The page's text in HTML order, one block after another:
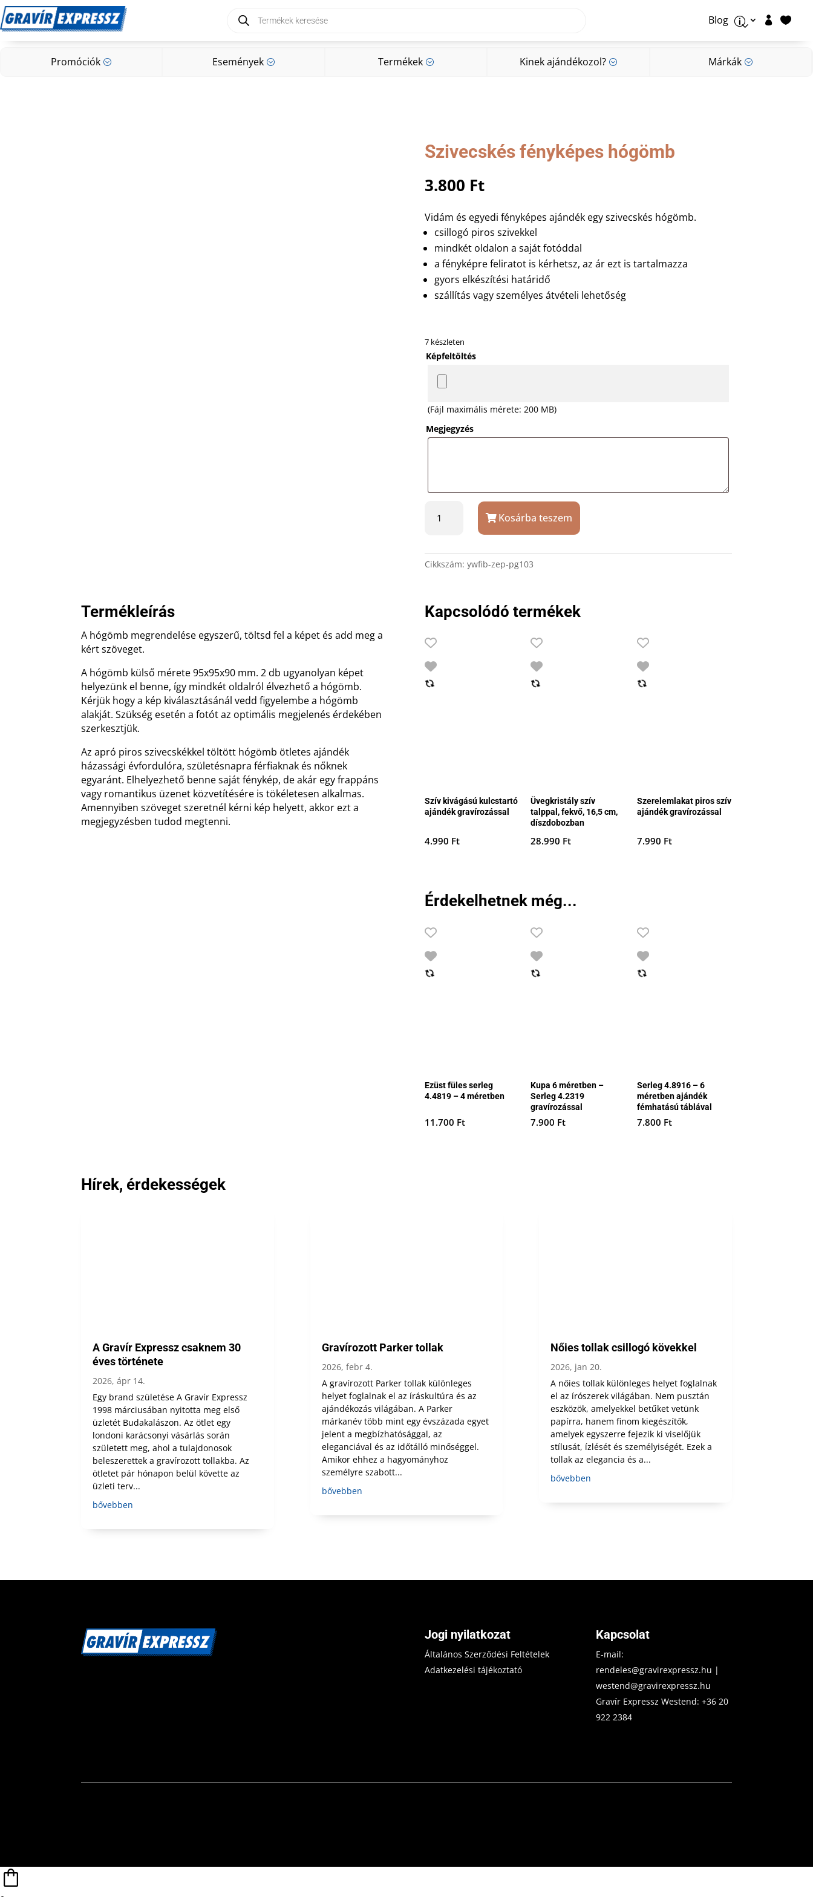
search Blog p  
Promóciók ; Események ; Termékek ; Kinek ajándékozol? ; Márkák ;
Promóciók; Események Márkák;
Szivecskés fényképes hógömb
3.800 Ft
Vidám és egyedi fényképes ajándék egy szivecskés hógömb.
csillogó piros szivekkel
mindkét oldalon a saját fotóddal
a fényképre feliratot is kérhetsz, az ár ezt is tartalmazza
gyors elkészítési határidő
szállítás vagy személyes átvételi lehetőség
7 készleten
Képfeltöltés
(Fájl maximális mérete: 200 MB)
Megjegyzés
fényképes
Kosárba teszem
Cikkszám: ywfib-zep-pg103
Termékleírás
A hógömb megrendelése egyszerű, töltsd fel a képet és add meg a
kért szöveget.
A hógömb külső mérete 95x95x90 mm. 2 db ugyanolyan képet
helyezünk el benne, így mindkét oldalról élvezhető a hógömb.
Kérjük hogy a kép kiválasztásánál vedd figyelembe a hógömb
alakját. Szükség esetén a fotót az optimális megjelenés érdekében
szerkesztjük.
Az apró piros szivecskékkel töltött hógömb ötletes ajándék
házassági évfordulóra, születésnapra férfiaknak és nőknek
egyaránt. Elhelyezhető benne saját fénykép, de akár egy frappáns
vagy romantikus üzenet közvetítésére is tökéletesen alkalmas.
Amennyiben szöveget szeretnél kérni kép helyett, akkor ezt a
megjegyzésben tudod megtenni.
Kapcsolódó termékek
Szív kivágású kulcstartó
ajándék gravírozással
4.990 Ft
Üvegkristály szív
talppal, fekvő, 16,5 cm,
díszdobozban
28.990 Ft
Szerelemlakat piros szív
ajándék gravírozással
7.990 Ft
Érdekelhetnek még...
Ezüst füles serleg
4.4819 – 4 méretben
11.700 Ft
Kupa 6 méretben –
Serleg 4.2319
gravírozással
7.900 Ft
Serleg 4.8916 – 6
méretben ajándék
fémhatású táblával
7.800 Ft
Hírek, érdekességek
A Gravír Expressz csaknem 30
éves története
2026, ápr 14.
Egy brand születése A Gravír Expressz
1998 márciusában nyitotta meg első
üzletét Budakalászon. Az ötlet egy
londoni karácsonyi vásárlás során
született meg, ahol a tulajdonosok
beleszerettek a gravírozott tollakba. Az
ötletet pár hónapon belül követte az
üzleti terv...
bővebben
Gravírozott Parker tollak
2026, febr 4.
A gravírozott Parker tollak különleges
helyet foglalnak el az íráskultúra és az
ajándékozás világában. A Parker
márkanév több mint egy évszázada egyet
jelent a megbízhatósággal, az
eleganciával és az időtálló minőséggel.
Amikor ehhez a hagyományhoz
személyre szabott...
bővebben
Nőies tollak csillogó kövekkel
2026, jan 20.
A nőies tollak különleges helyet foglalnak
el az írószerek világában. Nem pusztán
eszközök, amelyekkel betűket vetünk
papírra, hanem finom kiegészítők,
amelyek egyszerre fejezik ki viselőjük
stílusát, ízlését és személyiségét. Ezek a
tollak az elegancia és a...
bővebben
Jogi nyilatkozat
Általános Szerződési Feltételek
Adatkezelési tájékoztató
Kapcsolat
E-mail:
rendeles@gravirexpressz.hu |
westend@gravirexpressz.hu
Gravír Expressz Westend:+36 20
922 2384